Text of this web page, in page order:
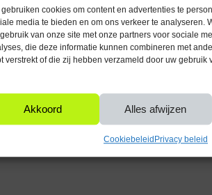
gebruiken cookies om content en advertenties te
media te bieden en om ons verkeer te analyseren.
van onze site met onze partners voor sociale
die deze informatie kunnen combineren met
verstrekt of die zij hebben verzameld door uw gebruik
Akkoord Alles afwijzen
Cookiebeleid Privacy beleid
winkelwagen
– 10W 1300lm – 4000K
150cm aansluitsnoer
Op voorraad
€18,95 Incl. btw
Toevoegen aan
Toont alle 2